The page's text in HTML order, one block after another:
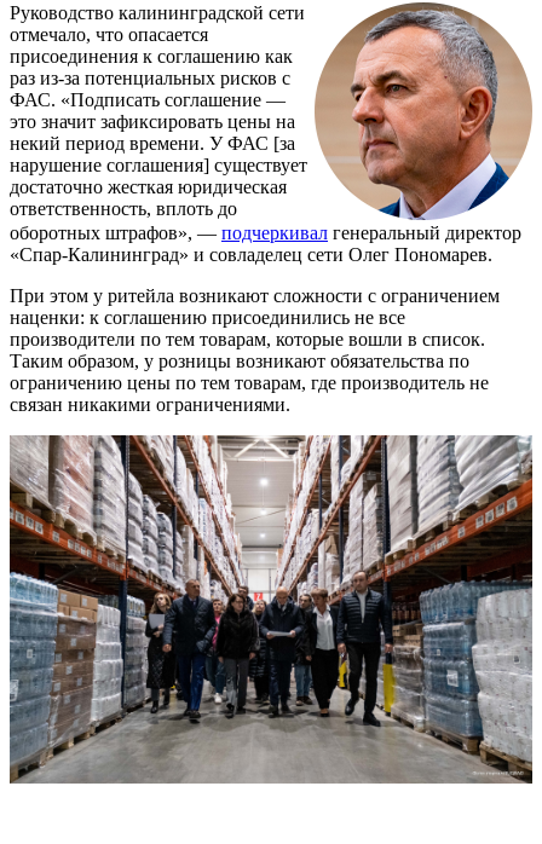
Руководство калининградской сети
отмечало, что опасается
присоединения к соглашению как
раз из-за потенциальных рисков с
ФАС. «Подписать соглашение —
это значит зафиксировать цены на
некий период времени. У ФАС [за
нарушение соглашения] существует
достаточно жесткая юридическая
ответственность, вплоть до
оборотных штрафов», — подчеркивал генеральный директор
«Спар-Калининград» и совладелец сети Олег Пономарев.
При этом у ритейла возникают сложности с ограничением
наценки: к соглашению присоединились не все
производители по тем товарам, которые вошли в список.
Таким образом, у розницы возникают обязательства по
ограничению цены по тем товарам, где производитель не
связан никакими ограничениями.